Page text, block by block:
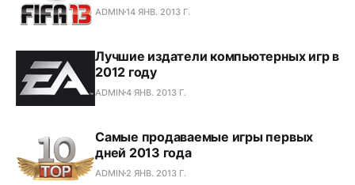
ADMIN14 ЯНВ. 2013 Г.
Лучшие издатели компьютерных игр в
2012 году
ADMIN4 ЯНВ. 2013 Г.
Самые продаваемые игры первых
дней 2013 года
ADMIN 2 ЯНВ. 2013 Г.